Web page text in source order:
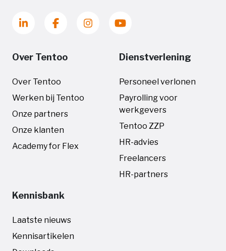
Over Tentoo
Over Tentoo
Werken bij Tentoo
Onze partners
Onze klanten
Academy for Flex
Dienstverlening
Personeel verlonen
Payrolling voor
werkgevers
Tentoo ZZP
HR-advies
Freelancers
HR-partners
Kennisbank
Laatste nieuws
Kennisartikelen